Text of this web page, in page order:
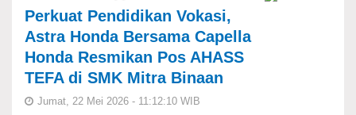
Perkuat Pendidikan Vokasi,
Astra Honda Bersama Capella
Honda Resmikan Pos AHASS
TEFA di SMK Mitra Binaan
Jumat, 22 Mei 2026 - 11:12:10 WIB